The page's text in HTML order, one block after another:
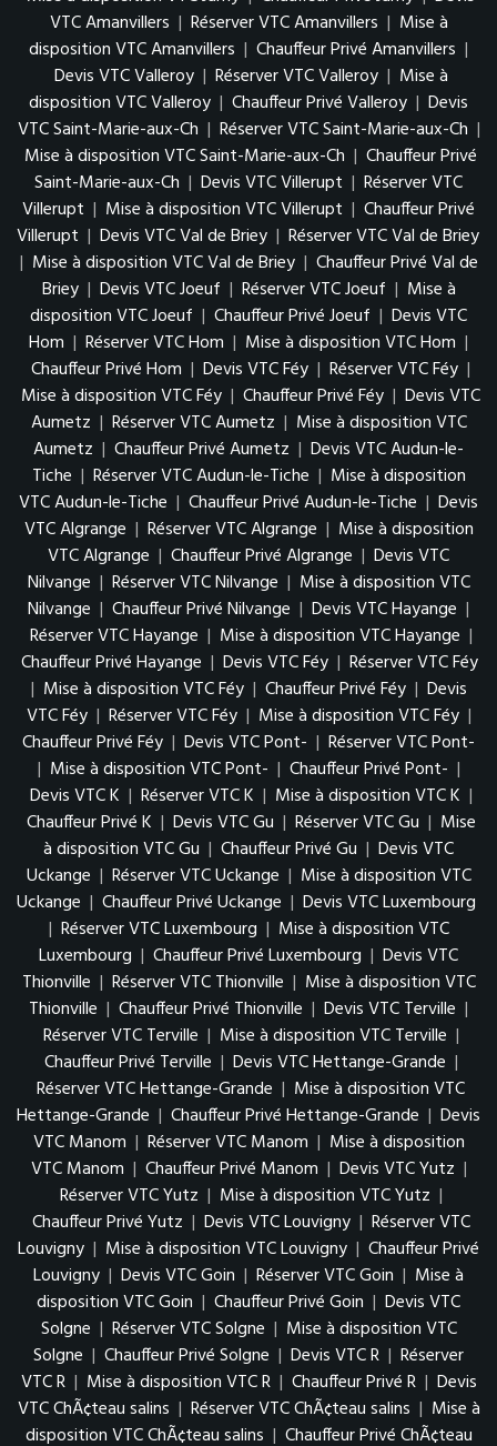
VTC Amanvillers | Réserver VTC Amanvillers | Mise à
disposition VTC Amanvillers | Chauffeur Privé Amanvillers |
Devis VTC Valleroy | Réserver VTC Valleroy | Mise à
disposition VTC Valleroy | Chauffeur Privé Valleroy | Devis
VTC Saint-Marie-aux-Ch | Réserver VTC Saint-Marie-aux-Ch |
Mise à disposition VTC Saint-Marie-aux-Ch | Chauffeur Privé
Saint-Marie-aux-Ch | Devis VTC Villerupt | Réserver VTC
Villerupt | Mise à disposition VTC Villerupt | Chauffeur Privé
Villerupt | Devis VTC Val de Briey | Réserver VTC Val de Briey
| Mise à disposition VTC Val de Briey | Chauffeur Privé Val de
Briey | Devis VTC Joeuf | Réserver VTC Joeuf | Mise à
disposition VTC Joeuf | Chauffeur Privé Joeuf | Devis VTC
Hom | Réserver VTC Hom | Mise à disposition VTC Hom |
Chauffeur Privé Hom | Devis VTC Féy | Réserver VTC Féy |
Mise à disposition VTC Féy | Chauffeur Privé Féy | Devis VTC
Aumetz | Réserver VTC Aumetz | Mise à disposition VTC
Aumetz | Chauffeur Privé Aumetz | Devis VTC Audun-le-
Tiche | Réserver VTC Audun-le-Tiche | Mise à disposition
VTC Audun-le-Tiche | Chauffeur Privé Audun-le-Tiche | Devis
VTC Algrange | Réserver VTC Algrange | Mise à disposition
VTC Algrange | Chauffeur Privé Algrange | Devis VTC
Nilvange | Réserver VTC Nilvange | Mise à disposition VTC
Nilvange | Chauffeur Privé Nilvange | Devis VTC Hayange |
Réserver VTC Hayange | Mise à disposition VTC Hayange |
Chauffeur Privé Hayange | Devis VTC Féy | Réserver VTC Féy
| Mise à disposition VTC Féy | Chauffeur Privé Féy | Devis
VTC Féy | Réserver VTC Féy | Mise à disposition VTC Féy |
Chauffeur Privé Féy | Devis VTC Pont- | Réserver VTC Pont-
| Mise à disposition VTC Pont- | Chauffeur Privé Pont- |
Devis VTC K | Réserver VTC K | Mise à disposition VTC K |
Chauffeur Privé K | Devis VTC Gu | Réserver VTC Gu | Mise
à disposition VTC Gu | Chauffeur Privé Gu | Devis VTC
Uckange | Réserver VTC Uckange | Mise à disposition VTC
Uckange | Chauffeur Privé Uckange | Devis VTC Luxembourg
| Réserver VTC Luxembourg | Mise à disposition VTC
Luxembourg | Chauffeur Privé Luxembourg | Devis VTC
Thionville | Réserver VTC Thionville | Mise à disposition VTC
Thionville | Chauffeur Privé Thionville | Devis VTC Terville |
Réserver VTC Terville | Mise à disposition VTC Terville |
Chauffeur Privé Terville | Devis VTC Hettange-Grande |
Réserver VTC Hettange-Grande | Mise à disposition VTC
Hettange-Grande | Chauffeur Privé Hettange-Grande | Devis
VTC Manom | Réserver VTC Manom | Mise à disposition
VTC Manom | Chauffeur Privé Manom | Devis VTC Yutz |
Réserver VTC Yutz | Mise à disposition VTC Yutz |
Chauffeur Privé Yutz | Devis VTC Louvigny | Réserver VTC
Louvigny | Mise à disposition VTC Louvigny | Chauffeur Privé
Louvigny | Devis VTC Goin | Réserver VTC Goin | Mise à
disposition VTC Goin | Chauffeur Privé Goin | Devis VTC
Solgne | Réserver VTC Solgne | Mise à disposition VTC
Solgne | Chauffeur Privé Solgne | Devis VTC R | Réserver
VTC R | Mise à disposition VTC R | Chauffeur Privé R | Devis
VTC ChÃ¢teau salins | Réserver VTC ChÃ¢teau salins | Mise à
disposition VTC ChÃ¢teau salins | Chauffeur Privé ChÃ¢teau